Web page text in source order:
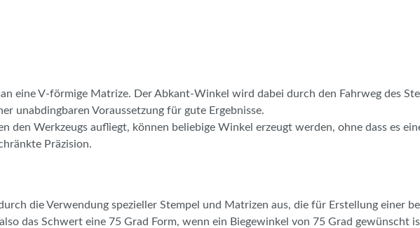
eine V-förmige Matrize. Der Abkant-Winkel wird dabei durch den Fahrweg des
unabdingbaren Voraussetzung für gute Ergebnisse.
den Werkzeugs aufliegt, können beliebige Winkel erzeugt werden, ohne dass es
Präzision.
die Verwendung spezieller Stempel und Matrizen aus, die für Erstellung einer
das Schwert eine 75 Grad Form, wenn ein Biegewinkel von 75 Grad gewünscht